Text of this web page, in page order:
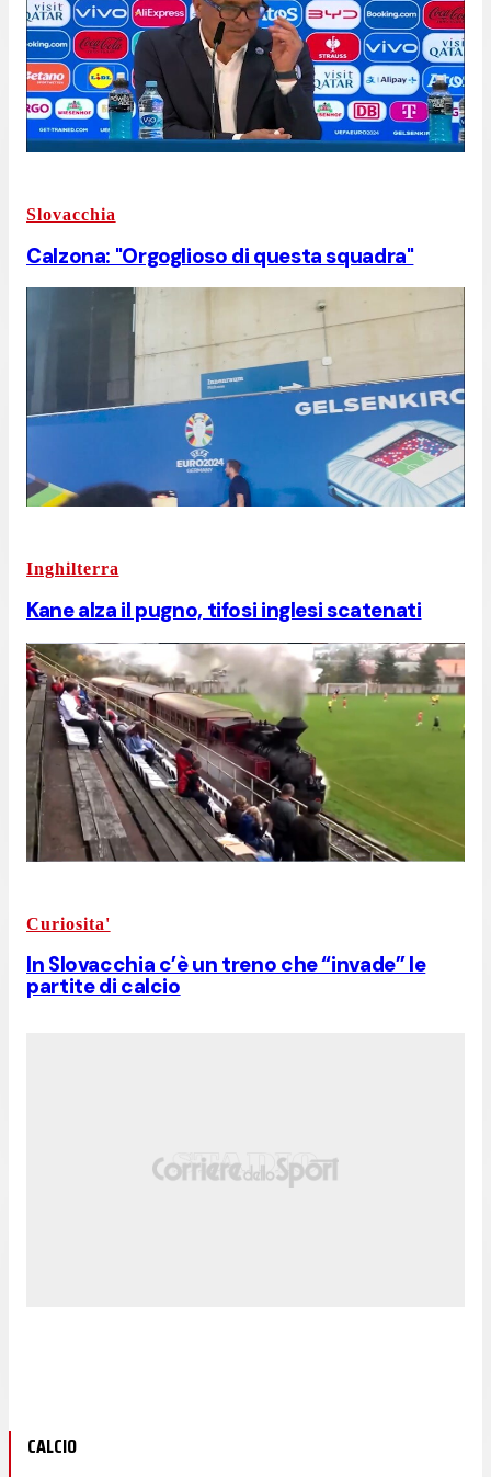
Slovacchia
Calzona: "Orgoglioso di questa squadra"
Inghilterra
Kane alza il pugno, tifosi inglesi scatenati
Curiosita'
In Slovacchia c’è un treno che “invade” le
partite di calcio
CALCIO